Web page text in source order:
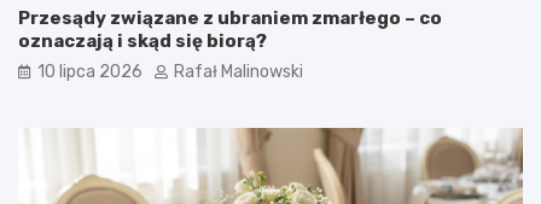
Przesądy związane z ubraniem zmarłego – co
oznaczają i skąd się biorą?
10 lipca 2026 Rafał Malinowski